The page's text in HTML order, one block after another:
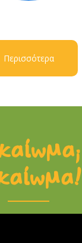
Περισσότερα